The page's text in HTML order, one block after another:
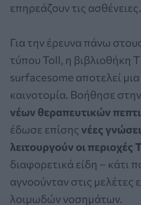
επηρεάζουν τις ασθένειες.
Για την έρευνα πάνω
τύπου Toll, η βιβλιοθήκη
surfacesome αποτελεί
καινοτομία. Βοήθησε στην
νέων θεραπευτικών
έδωσε επίσηςνέες
λειτουργούν οι περιοχές
διαφορετικά είδη – κάτι
αγνοούνταν στις μελέτες
λοιμωδών νοσημάτων.